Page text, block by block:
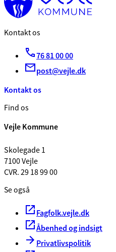
Kontakt os
76 81 00 00
post@vejle.dk
Kontakt os
Find os
Vejle Kommune
Skolegade 1
7100 Vejle
CVR. 29 18 99 00
Se også
Fagfolk.vejle.dk
Åbenhed og indsigt
Privatlivspolitik